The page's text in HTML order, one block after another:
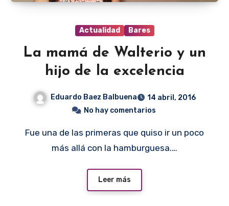
Actualidad Bares
La mamá de Walterio y un
hijo de la excelencia
Eduardo Baez Balbuena
14 abril, 2016
No hay comentarios
Fue una de las primeras que quiso ir un poco
más allá con la hamburguesa.…
Leer más